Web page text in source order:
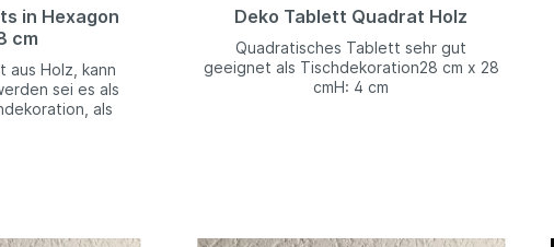
in Hexagon
cm
aus Holz, kann
sei es als
als
Deko Tablett Quadrat Holz
Quadratisches Tablett sehr gut
geeignet als Tischdekoration28 cm x 28
cmH: 4 cm